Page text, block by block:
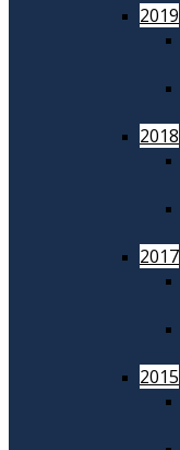
2019
2018
2017
2015